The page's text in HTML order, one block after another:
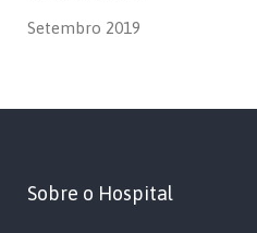
Setembro 2019
Sobre o Hospital